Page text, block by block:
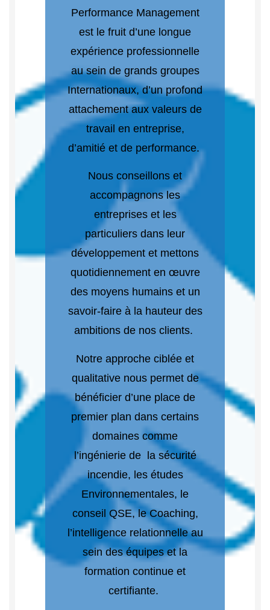
Performance Management
est le fruit d’une longue
expérience professionnelle
au sein de grands groupes
Internationaux, d’un profond
attachement aux valeurs de
travail en entreprise,
d’amitié et de performance.
Nous conseillons et
accompagnons les
entreprises et les
particuliers dans leur
développement et mettons
quotidiennement en œuvre
des moyens humains et un
savoir-faire à la hauteur des
ambitions de nos clients.
Notre approche ciblée et
qualitative nous permet de
bénéficier d’une place de
premier plan dans certains
domaines comme
l’ingénierie de la sécurité
incendie, les études
Environnementales, le
conseil QSE, le Coaching,
l’intelligence relationnelle au
sein des équipes et la
formation continue et
certifiante.